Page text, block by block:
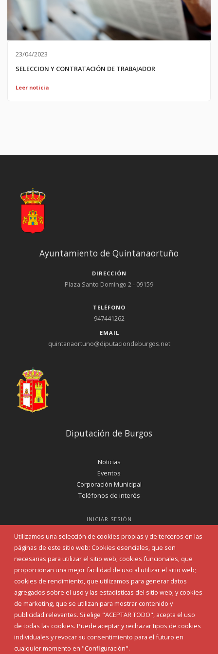
23/04/2023
SELECCION Y CONTRATACIÓN DE TRABAJADOR
Leer noticia
Utilizamos una selección de cookies propias y de terceros en las
páginas de este sitio web: Cookies esenciales, que son
necesarias para utilizar el sitio web; cookies funcionales, que
proporcionan una mejor facilidad de uso al utilizar el sitio web;
cookies de rendimiento, que utilizamos para generar datos
agregados sobre el uso y las estadísticas del sitio web; y cookies
de marketing, que se utilizan para mostrar contenido y
publicidad relevantes. Si elige "ACEPTAR TODO", acepta el uso
de todas las cookies. Puede aceptar y rechazar tipos de cookies
individuales y revocar su consentimiento para el futuro en
cualquier momento en "Configuración".
Ayuntamiento de Quintanaortuño
DIRECCIÓN
Plaza Santo Domingo 2 - 09159
TELÉFONO
947441262
EMAIL
quintanaortuno@diputaciondeburgos.net
Diputación de Burgos
Noticias
Eventos
Corporación Municipal
Teléfonos de interés
INICIAR SESIÓN